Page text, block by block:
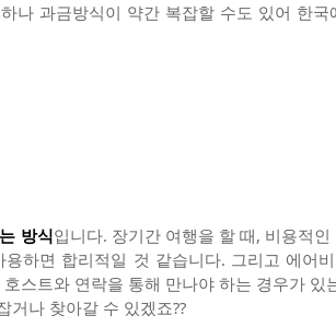
나 과금방식이 약간 복잡할 수도 있어 한국
방식입니다. 장기간 여행을 할 때, 비용적인
하면 합리적일 것 같습니다. 그리고 에어
스트와 연락을 통해 만나야 하는 경우가 있
거나 찾아갈 수 있겠죠??